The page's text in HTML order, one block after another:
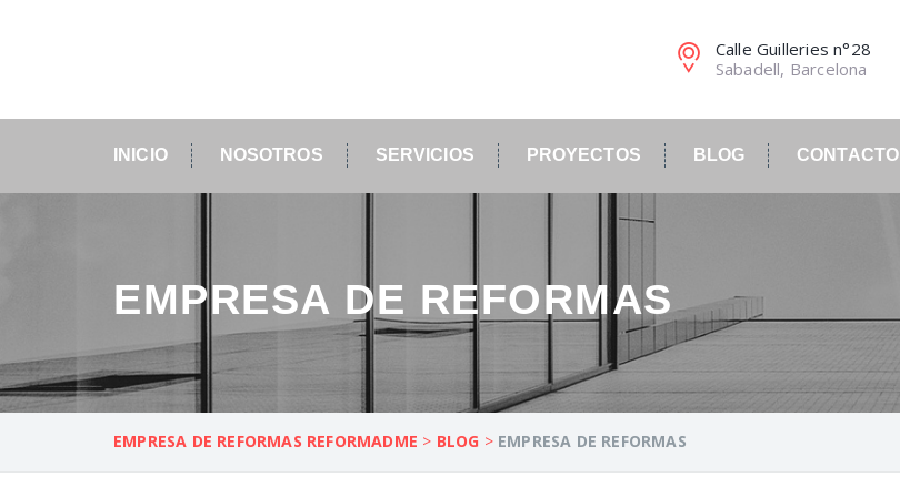
Calle Guilleries n°28
Sabadell, Barcelona
INICIO NOSOTROS SERVICIOS PROYECTOS BLOG CONTACTO
EMPRESA DE REFORMAS
EMPRESA DE REFORMAS REFORMADME > BLOG > EMPRESA DE REFORMAS